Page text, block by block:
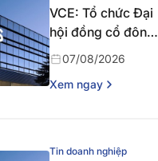
VCE: Tổ chức Đại
hội đồng cổ đông
bất thường năm
2026 lần thứ nhất
07/08/2026
Xem ngay
Tin doanh nghiệp